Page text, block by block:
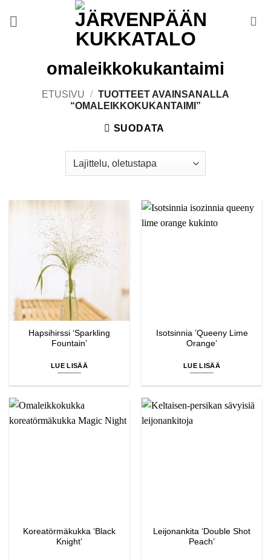
omaleikkokukantaimi
ETUSIVU / TUOTTEET AVAINSANALLA
“OMALEIKKOKUKANTAIMI”
SUODATA
Hapsihirssi ‘Sparkling
Fountain’
LUE LISÄÄ
Isotsinnia ’Queeny Lime
Orange’
LUE LISÄÄ
Koreatörmäkukka ‘Black
Knight’
Leijonankita ‘Double Shot
Peach’